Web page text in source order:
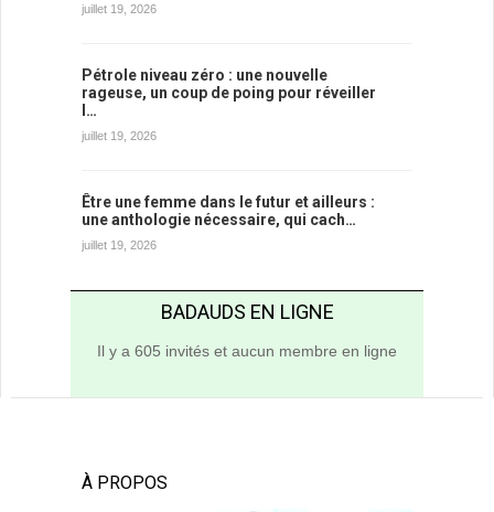
juillet 19, 2026
Pétrole niveau zéro : une nouvelle
rageuse, un coup de poing pour réveiller
l…
juillet 19, 2026
Être une femme dans le futur et ailleurs :
une anthologie nécessaire, qui cach…
juillet 19, 2026
BADAUDS EN LIGNE
Il y a 605 invités et aucun membre en ligne
À PROPOS